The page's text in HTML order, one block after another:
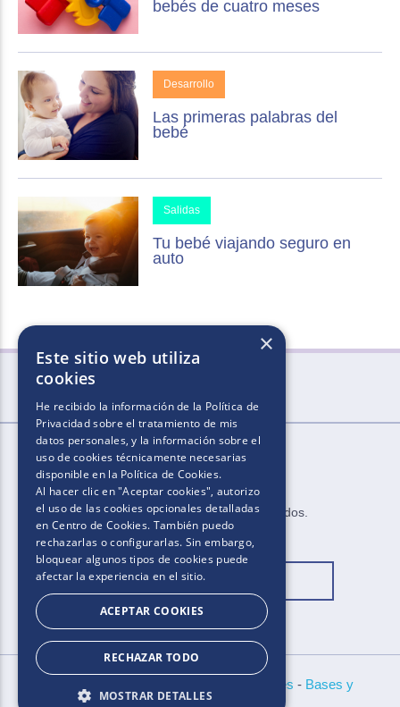
bebés de cuatro meses
Desarrollo
Las primeras palabras del
bebé
Salidas
Tu bebé viajando seguro en
auto
2025​.​​ ​Todos los derechos reservados​.​
Cambiar ubicación
Aviso de Cookies - Bases y
×
Este sitio web utiliza
cookies
He recibido la información de la Política de
Privacidadsobre el tratamiento de mis
datos personales, y la información sobre el
uso de cookies técnicamente necesarias
disponible en la Política de Cookies.
Al hacer clic en "Aceptar cookies", autorizo
el uso de las cookies opcionales detalladas
en Centro de Cookies. También puedo
rechazarlas o configurarlas. Sin embargo,
bloquear algunos tipos de cookies puede
afectar la experiencia en el sitio.
ACEPTAR COOKIES
RECHAZAR TODO
MOSTRAR DETALLES